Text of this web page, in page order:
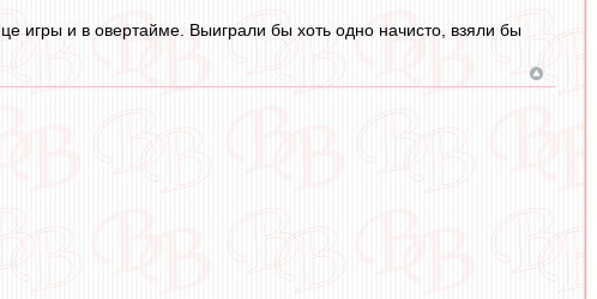
игры и в овертайме. Выиграли бы хоть одно начисто, взяли бы